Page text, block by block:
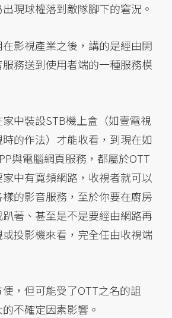
現球權落到敵隊腳下的窘況。
影視產業之後，講的是經由開
務送到使用者端的一種服務模
中裝設STB機上盒（如壹電視
時的作法）才能收看，到現在如
與電腦網頁服務，都屬於OTT
中有寬頻網路，收視者就可以
的影音服務，至於你要在廚房
著、甚至是不是要經由網路再
投影機來看，完全任由收視端
，但可能受了OTT之名的詛
不確定因素影響。